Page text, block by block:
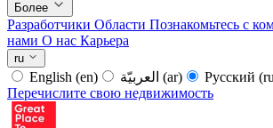
Более
Разработчики Области Познакомьтесь с
нами О нас Карьера
ru
English (en) (ar) Русский
Перечислите свою недвижимость